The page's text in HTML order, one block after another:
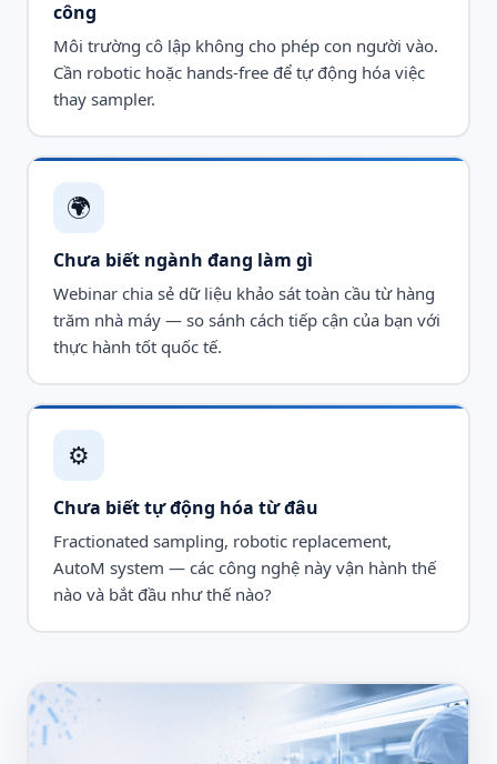
công
Môi trường cô lập không cho phép con người vào.
Cần robotic hoặc hands-free để tự động hóa việc
thay sampler.
🌍
Chưa biết ngành đang làm gì
Webinar chia sẻ dữ liệu khảo sát toàn cầu từ hàng
trăm nhà máy — so sánh cách tiếp cận của bạn với
thực hành tốt quốc tế.
⚙️
Chưa biết tự động hóa từ đâu
Fractionated sampling, robotic replacement,
AutoM system — các công nghệ này vận hành thế
nào và bắt đầu như thế nào?